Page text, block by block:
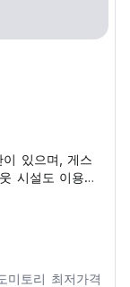
있으며, 게스
시설도 이용
수하물 보관소
미토리 최저가격